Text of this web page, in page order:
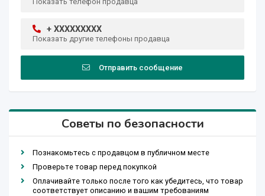
+ XXXXXXXXX
Показать другие телефоны продавца
Отправить сообщение
Советы по безопасности
Познакомьтесь с продавцом в публичном месте
Проверьте товар перед покупкой
Оплачивайте только после того как убедитесь, что товар
соответствует описанию и вашим требованиям